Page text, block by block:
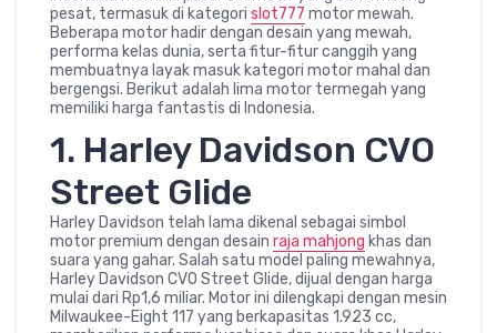
pesat, termasuk di kategori slot777 motor mewah.
Beberapa motor hadir dengan desain yang mewah,
performa kelas dunia, serta fitur-fitur canggih yang
membuatnya layak masuk kategori motor mahal dan
bergengsi. Berikut adalah lima motor termegah yang
memiliki harga fantastis di Indonesia.
1. Harley Davidson CVO
Street Glide
Harley Davidson telah lama dikenal sebagai simbol
motor premium dengan desain raja mahjong khas dan
suara yang gahar. Salah satu model paling mewahnya,
Harley Davidson CVO Street Glide, dijual dengan harga
mulai dari Rp1,6 miliar. Motor ini dilengkapi dengan mesin
Milwaukee-Eight 117 yang berkapasitas 1.923 cc,